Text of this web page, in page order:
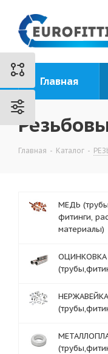
Главная
Главная - Каталог -
МЕДЬ
фитинги,
материалы)
ОЦИНКОВКА
НЕРЖАВЕЙКА